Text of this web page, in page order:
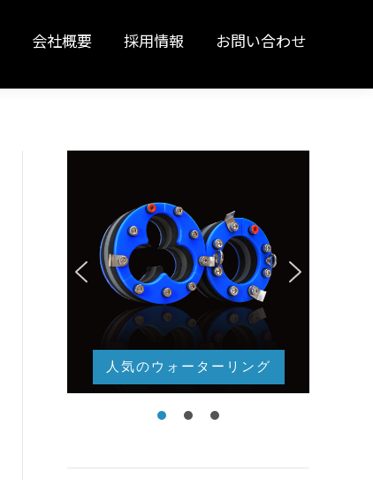
会社概要 採用情報 お問い合わせ
人気のウォーターリング
会社概要 採用情報 お問い合わせ